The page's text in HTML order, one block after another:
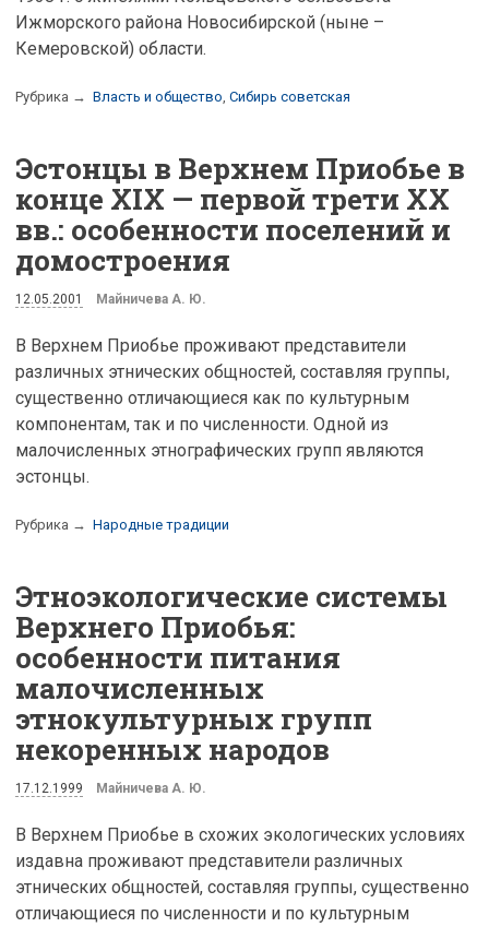
Ижморского района Новосибирской (ныне –
Кемеровской) области.
Рубрика → Власть и общество Сибирь советская
Эстонцы в Верхнем Приобье в
конце XIX — первой трети XX
вв.: особенности поселений и
домостроения
12.05.2001 Майничева А. Ю.
В Верхнем Приобье проживают представители
различных этнических общностей, составляя группы,
существенно отличающиеся как по культурным
компонентам, так и по численности. Одной из
малочисленных этнографических групп являются
эстонцы.
Рубрика → Народные традиции
Этноэкологические системы
Верхнего Приобья:
особенности питания
малочисленных
этнокультурных групп
некоренных народов
17.12.1999 Майничева А. Ю.
В Верхнем Приобье в схожих экологических условиях
издавна проживают представители различных
этнических общностей, составляя группы, существенно
отличающиеся по численности и по культурным